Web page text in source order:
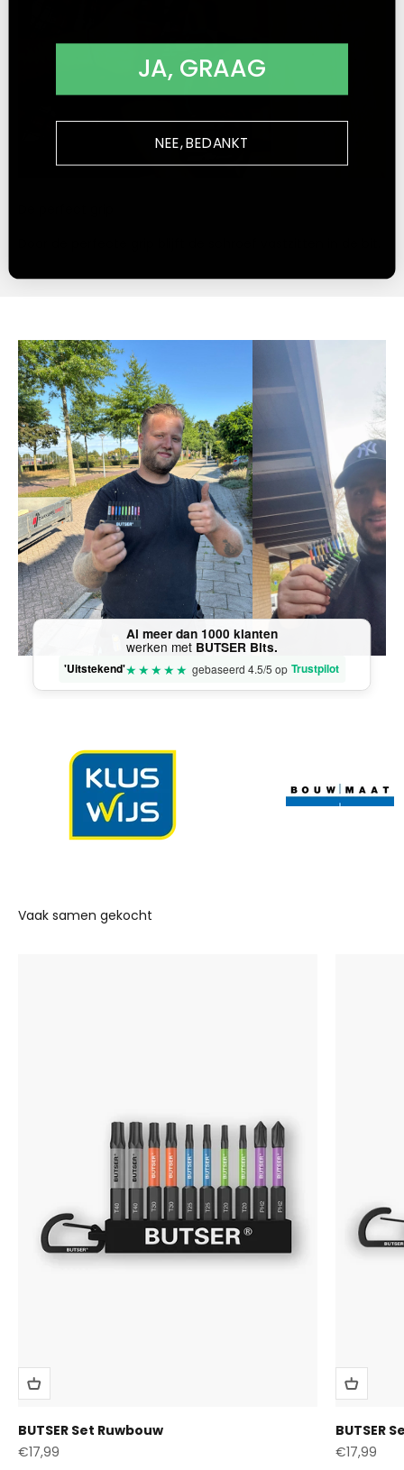
Al meer dan 1000 klanten
werken met BUTSER Bits.
'Uitstekend'★★★★★ gebaseerd 4.5/5 op Trustpilot
Vaak samen gekocht
BUTSER Set Ruwbouw
Aanbiedingsprijs
€17,99
BUTSER
€17,99
JA, GRAAG
NEE, BEDANKT